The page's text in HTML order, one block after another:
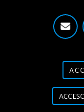
Lista de Precios